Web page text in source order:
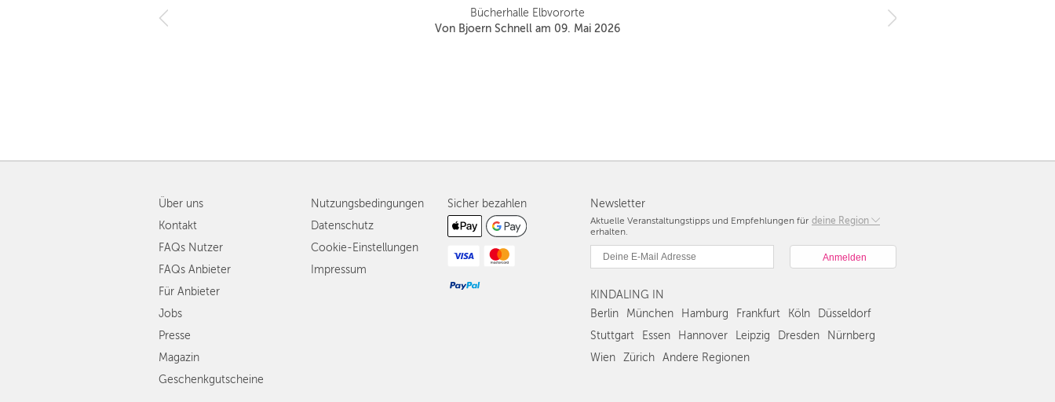
Bücherhalle Elbvororte
Von Bjoern Schnell am 09. Mai 2026
Newsletter
Aktuelle Veranstaltungstipps und Empfehlungen für deine Region
Berlin
Hamburg
Düsseldorf
Stuttgart
erhalten.
KINDALING IN
Berlin
München Hamburg Frankfurt Köln
Düsseldorf
Stuttgart
Essen Hannover Leipzig Dresden
Nürnberg
Wien
Zürich Andere Regionen
Über uns
Kontakt
FAQs Nutzer
FAQs Anbieter
Für Anbieter
Jobs
Presse
Magazin
Geschenkgutscheine
Nutzungsbedingungen
Datenschutz
Cookie-Einstellungen
Impressum
Sicher bezahlen